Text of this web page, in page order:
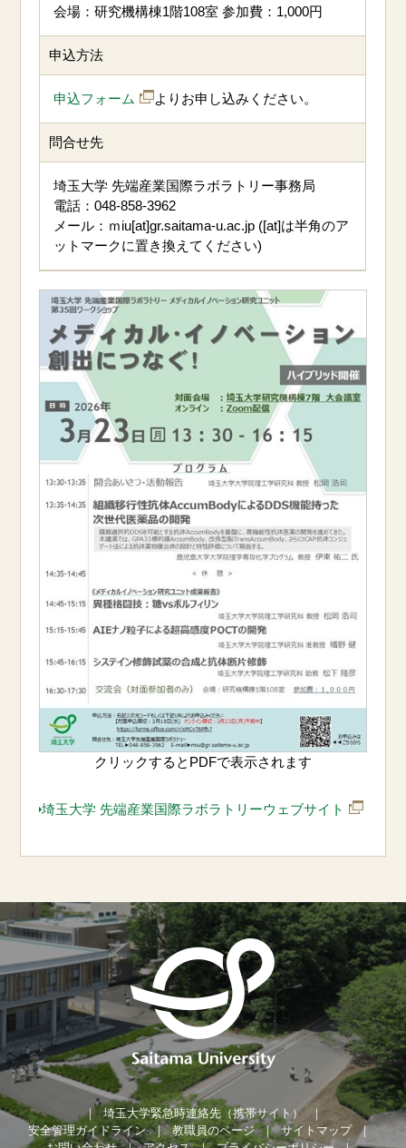
会場：研究機構棟1階108室 参加費：1,000円
申込方法
申込フォーム よりお申し込みください。
問合せ先
埼玉大学 先端産業国際ラボラトリー事務局
電話：048-858-3962
メール：ｍiu[at]gr.saitama-u.ac.jp ([at]は半角のア
ットマークに置き換えてください)
クリックするとPDFで表示されます
埼玉大学 先端産業国際ラボラトリーウェブサイト
埼玉大学緊急時連絡先（携帯サイト）
安全管理ガイドライン
教職員のページ
サイトマップ